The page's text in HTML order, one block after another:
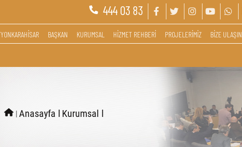
444 03 83
BAŞKAN KURUMSAL HİZMET REHBERİ PROJELERİMİZ BİZE ULAŞIN
lAnasayfa l Kurumsal l